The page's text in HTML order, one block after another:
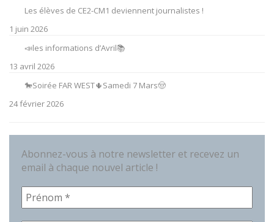
Les élèves de CE2-CM1 deviennent journalistes !
1 juin 2026
📣les informations d’Avril📚
13 avril 2026
🐎Soirée FAR WEST🌵Samedi 7 Mars🤠
24 février 2026
Abonnez-vous à notre newsletter et recevez un
email à chaque nouvel article !